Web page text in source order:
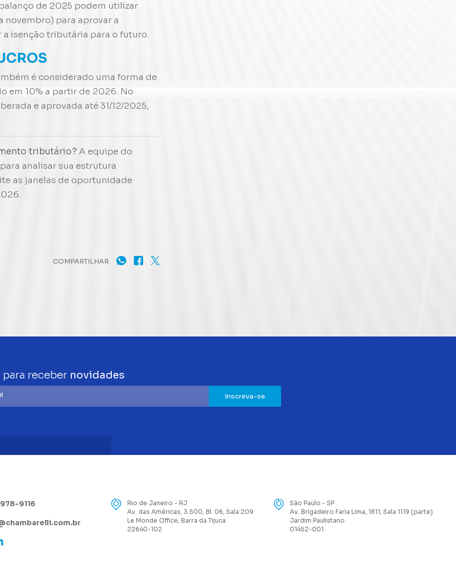
de 2025 podem utilizar
novembro) para aprovar a
isenção tributária para o futuro.
é considerado uma forma de
em 10% a partir de 2026. No
e aprovada até 31/12/2025,
tributário? A equipe do
analisar sua estrutura
as janelas de oportunidade
COMPARTILHAR
para receber novidades
Inscreva-se
9116
Rio de Janeiro - RJ
Av. das Américas, 3.500, Bl. 06, Sala 209
Le Monde Office, Barra da Tijuca
22640-102
São Paulo - SP
Av. Brigadeiro Faria Lima, 1811, Sala 1119 (parte)
Jardim Paulistano
01452-001